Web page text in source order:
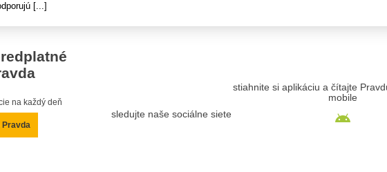
[...]
na každý deň
Pravda
sledujte naše sociálne siete
stiahnite si aplikáciu a čítajte
mobile